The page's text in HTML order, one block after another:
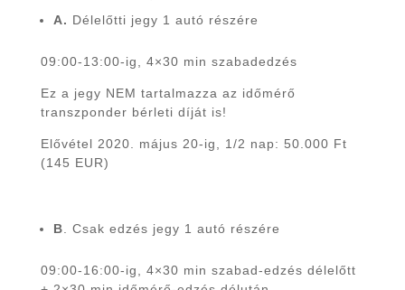
A. Délelőtti jegy 1 autó részére
09:00-13:00-ig, 4×30 min szabadedzés
Ez a jegy NEM tartalmazza az időmérő
transzponder bérleti díját is!
Elővétel 2020. május 20-ig, 1/2 nap: 50.000 Ft
(145 EUR)
B . Csak edzés jegy 1 autó részére
09:00-16:00-ig, 4×30 min szabad-edzés délelőtt